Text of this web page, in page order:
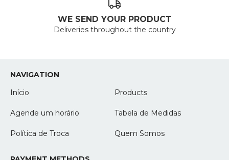
WE SEND YOUR PRODUCT
Deliveries throughout the country
NAVIGATION
Início
Products
Agende um horário Tabela de Medidas
Política de Troca Quem Somos